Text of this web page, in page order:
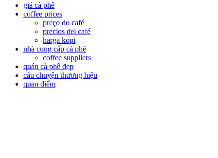
giá cà phê
coffee prices
preço do café
precios del café
harga kopi
nhà cung cấp cà phê
coffee suppliers
quán cà phê đẹp
câu chuyện thương hiệu
quan điểm